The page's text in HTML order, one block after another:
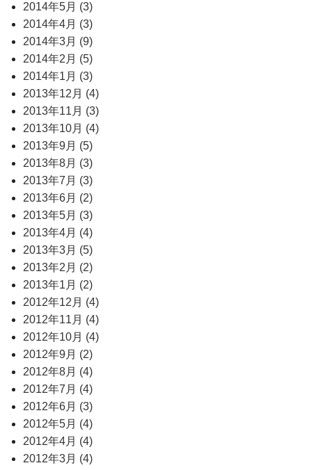
2014年5月 (3)
2014年4月 (3)
2014年3月 (9)
2014年2月 (5)
2014年1月 (3)
2013年12月 (4)
2013年11月 (3)
2013年10月 (4)
2013年9月 (5)
2013年8月 (3)
2013年7月 (3)
2013年6月 (2)
2013年5月 (3)
2013年4月 (4)
2013年3月 (5)
2013年2月 (2)
2013年1月 (2)
2012年12月 (4)
2012年11月 (4)
2012年10月 (4)
2012年9月 (2)
2012年8月 (4)
2012年7月 (4)
2012年6月 (3)
2012年5月 (4)
2012年4月 (4)
2012年3月 (4)